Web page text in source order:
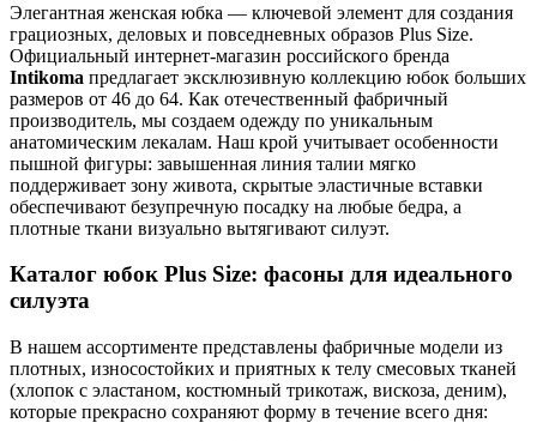
Элегантная женская юбка — ключевой элемент для создания
грациозных, деловых и повседневных образов Plus Size.
Официальный интернет-магазин российского бренда
Intikoma предлагает эксклюзивную коллекцию юбок больших
размеров от 46 до 64. Как отечественный фабричный
производитель, мы создаем одежду по уникальным
анатомическим лекалам. Наш крой учитывает особенности
пышной фигуры: завышенная линия талии мягко
поддерживает зону живота, скрытые эластичные вставки
обеспечивают безупречную посадку на любые бедра, а
плотные ткани визуально вытягивают силуэт.
Каталог юбок Plus Size: фасоны для идеального
силуэта
В нашем ассортименте представлены фабричные модели из
плотных, износостойких и приятных к телу смесовых тканей
(хлопок с эластаном, костюмный трикотаж, вискоза, деним),
которые прекрасно сохраняют форму в течение всего дня: